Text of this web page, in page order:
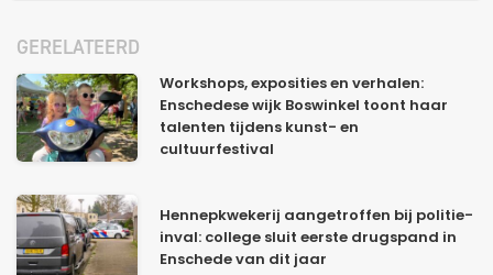
GERELATEERD
Workshops, exposities en verhalen:
Enschedese wijk Boswinkel toont haar
talenten tijdens kunst- en
cultuurfestival
Hennepkwekerij aangetroffen bij politie-
inval: college sluit eerste drugspand in
Enschede van dit jaar